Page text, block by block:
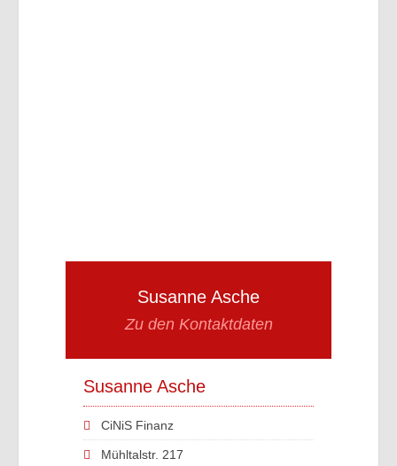
Susanne Asche
Zu den Kontaktdaten
Susanne Asche
CiNiS Finanz
Mühltalstr. 217